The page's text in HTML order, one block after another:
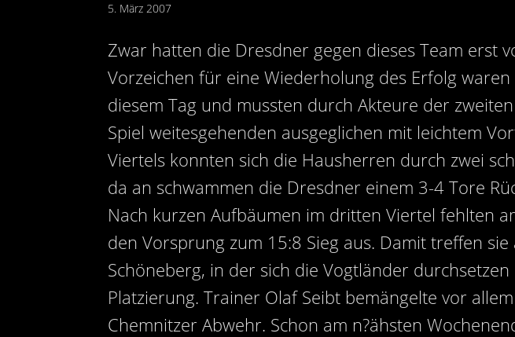
5. März 2007
Zwar hatten die Dresdner gegen dieses Team erst
Vorzeichen für eine Wiederholung des Erfolg
diesem Tag und mussten durch Akteure der
Spiel weitesgehenden ausgeglichen mit leichtem
Viertels konnten sich die Hausherren durch zwei
da an schwammen die Dresdner einem 3-4 Tore
Nach kurzen Aufbäumen im dritten Viertel fehlten
den Vorsprung zum 15:8 Sieg aus. Damit treffen
Schöneberg, in der sich die Vogtländer
Platzierung. Trainer Olaf Seibt bemängelte vor
Chemnitzer Abwehr. Schon am n?ähsten